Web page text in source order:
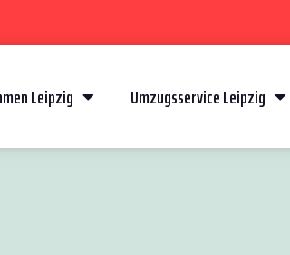
Leipzig Umzugsservice Leipzig